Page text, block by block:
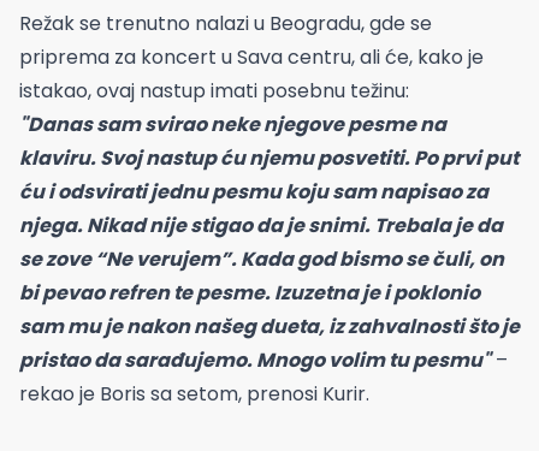
Režak se trenutno nalazi u Beogradu, gde se
priprema za koncert u Sava centru, ali će, kako je
istakao, ovaj nastup imati posebnu težinu:
"Danas sam svirao neke njegove pesme na
klaviru. Svoj nastup ću njemu posvetiti. Po prvi put
ću i odsvirati jednu pesmu koju sam napisao za
njega. Nikad nije stigao da je snimi. Trebala je da
se zove “Ne verujem”. Kada god bismo se čuli, on
bi pevao refren te pesme. Izuzetna je i poklonio
sam mu je nakon našeg dueta, iz zahvalnosti što je
pristao da sarađujemo. Mnogo volim tu pesmu"–
rekao je Boris sa setom, prenosi Kurir.